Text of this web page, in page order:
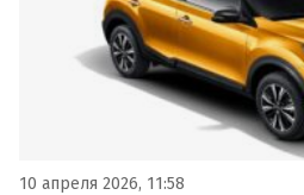
10 апреля 2026, 11:58